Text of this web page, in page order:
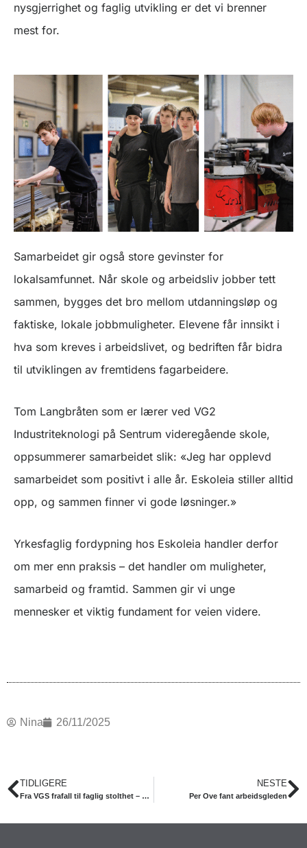
nysgjerrighet og faglig utvikling er det vi brenner
mest for.
Samarbeidet gir også store gevinster for
lokalsamfunnet. Når skole og arbeidsliv jobber tett
sammen, bygges det bro mellom utdanningsløp og
faktiske, lokale jobbmuligheter. Elevene får innsikt i
hva som kreves i arbeidslivet, og bedriften får bidra
til utviklingen av fremtidens fagarbeidere.
Tom Langbråten som er lærer ved VG2
Industriteknologi på Sentrum videregående skole,
oppsummerer samarbeidet slik: «Jeg har opplevd
samarbeidet som positivt i alle år. Eskoleia stiller alltid
opp, og sammen finner vi gode løsninger.»
Yrkesfaglig fordypning hos Eskoleia handler derfor
om mer enn praksis – det handler om muligheter,
samarbeid og framtid. Sammen gir vi unge
mennesker et viktig fundament for veien videre.
Nina 26/11/2025
Prev
TIDLIGERE
Fra VGS frafall til faglig stolthet – Odin fant veien videre hos Eskoleia
NESTE
Per Ove fant arbeidsgleden